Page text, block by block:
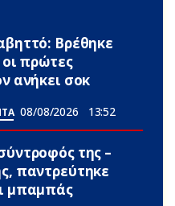
Βρέθηκε
πρώτες
ανήκει σoκ
08/08/2026 13:52
της –
παντρεύτηκε
μπαμπάς